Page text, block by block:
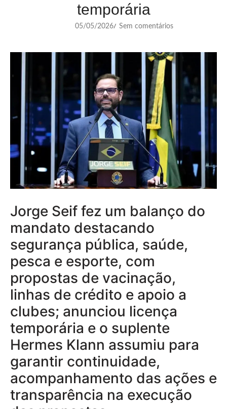
temporária
05/05/2026/ Sem comentários
Jorge Seif fez um balanço do
mandato destacando
segurança pública, saúde,
pesca e esporte, com
propostas de vacinação,
linhas de crédito e apoio a
clubes; anunciou licença
temporária e o suplente
Hermes Klann assumiu para
garantir continuidade,
acompanhamento das ações e
transparência na execução